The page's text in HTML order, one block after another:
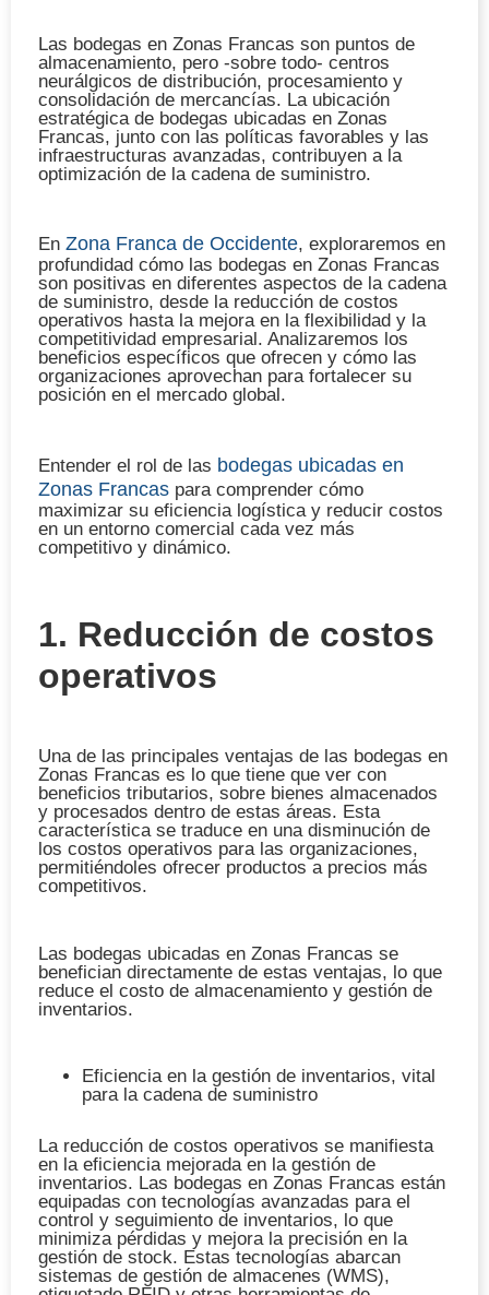
Las bodegas en Zonas Francas son puntos de
almacenamiento, pero -sobre todo- centros
neurálgicos de distribución, procesamiento y
consolidación de mercancías. La ubicación
estratégica de bodegas ubicadas en Zonas
Francas, junto con las políticas favorables y las
infraestructuras avanzadas, contribuyen a la
optimización de la cadena de suministro.
En Zona Franca de Occidente, exploraremos en
profundidad cómo las bodegas en Zonas Francas
son positivas en diferentes aspectos de la cadena
de suministro, desde la reducción de costos
operativos hasta la mejora en la flexibilidad y la
competitividad empresarial. Analizaremos los
beneficios específicos que ofrecen y cómo las
organizaciones aprovechan para fortalecer su
posición en el mercado global.
Entender el rol de las bodegas ubicadas en
Zonas Francas para comprender cómo
maximizar su eficiencia logística y reducir costos
en un entorno comercial cada vez más
competitivo y dinámico.
1. Reducción de costos
operativos
Una de las principales ventajas de las bodegas en
Zonas Francas es lo que tiene que ver con
beneficios tributarios, sobre bienes almacenados
y procesados dentro de estas áreas. Esta
característica se traduce en una disminución de
los costos operativos para las organizaciones,
permitiéndoles ofrecer productos a precios más
competitivos.
Las bodegas ubicadas en Zonas Francas se
benefician directamente de estas ventajas, lo que
reduce el costo de almacenamiento y gestión de
inventarios.
Eficiencia en la gestión de inventarios, vital
para la cadena de suministro
La reducción de costos operativos se manifiesta
en la eficiencia mejorada en la gestión de
inventarios. Las bodegas en Zonas Francas están
equipadas con tecnologías avanzadas para el
control y seguimiento de inventarios, lo que
minimiza pérdidas y mejora la precisión en la
gestión de stock. Estas tecnologías abarcan
sistemas de gestión de almacenes (WMS),